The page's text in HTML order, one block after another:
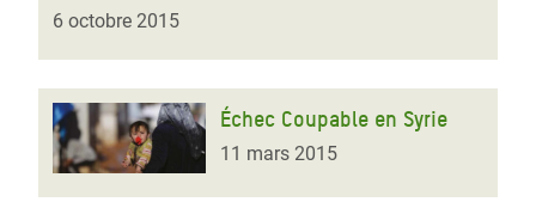
6 octobre 2015
Échec Coupable en Syrie
11 mars 2015